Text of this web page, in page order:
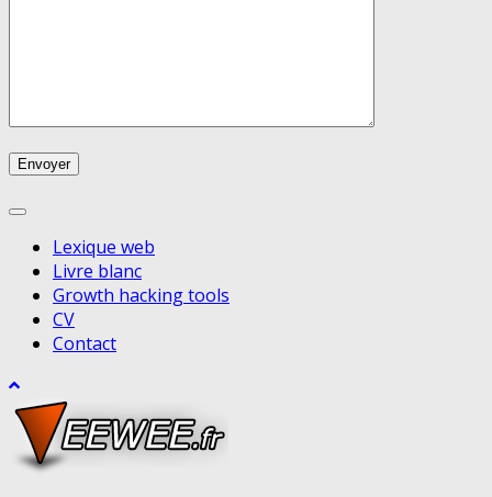
Lexique web
Livre blanc
Growth hacking tools
CV
Contact